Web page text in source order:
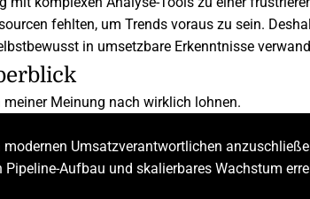
fehlten, um Trends voraus zu sein.
in umsetzbare Erkenntnisse
Meinung nach wirklich lohnen.
Umsatzverantwortlichen
Aufbau und skalierbares Wachstum